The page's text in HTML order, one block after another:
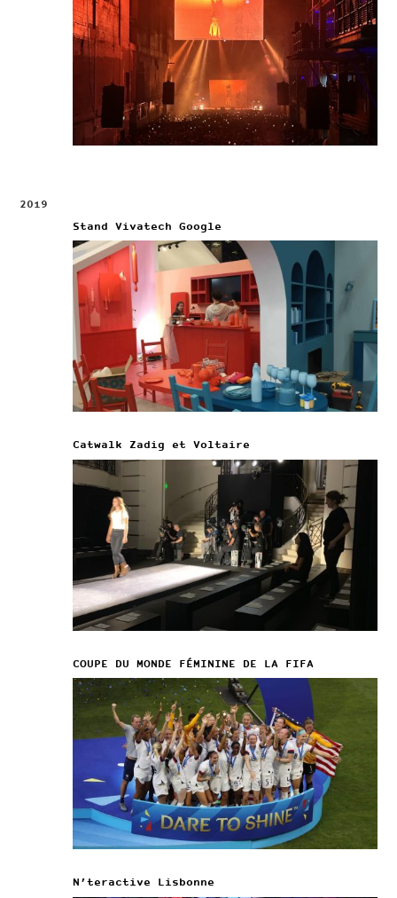
2019
Stand Vivatech Google
Catwalk Zadig et Voltaire
COUPE DU MONDE FÉMININE DE LA FIFA
N’teractive Lisbonne